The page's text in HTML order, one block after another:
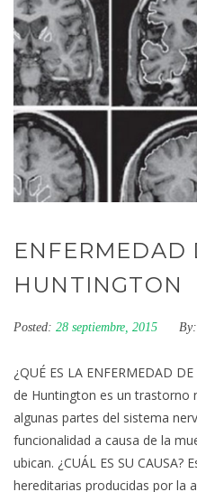
ENFERMEDAD
HUNTINGTON
Posted: 28 septiembre, 2015 By:
¿QUÉ ES LA ENFERMEDAD
de Huntington es un trastorno
algunas partes del sistema
funcionalidad a causa de la
ubican. ¿CUÁL ES SU CAUSA?
hereditarias producidas por la